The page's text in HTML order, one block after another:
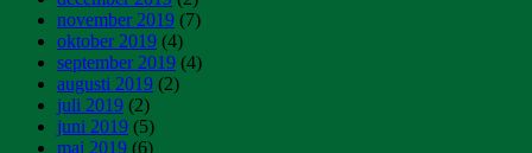
november 2019 (7)
oktober 2019 (4)
september 2019 (4)
augusti 2019 (2)
juli 2019 (2)
juni 2019 (5)
maj 2019 (6)